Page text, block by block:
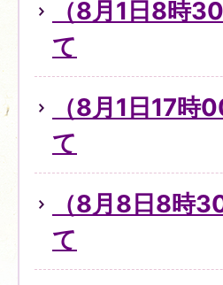
（8月1日8時
て
（8月1日17
て
（8月8日8時
て